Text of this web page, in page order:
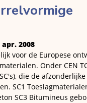
apr. 2008
voor de Europese
Onder CEN
die de afzonderlijke
SC1
SC3 Bitumineus